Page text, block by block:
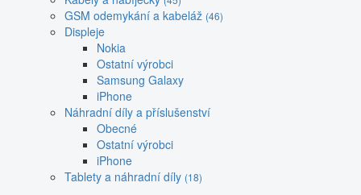
GSM odemykání a kabeláž (46)
Displeje
Nokia
Ostatní výrobci
Samsung Galaxy
iPhone
Náhradní díly a příslušenství
Obecné
Ostatní výrobci
iPhone
Tablety a náhradní díly (18)